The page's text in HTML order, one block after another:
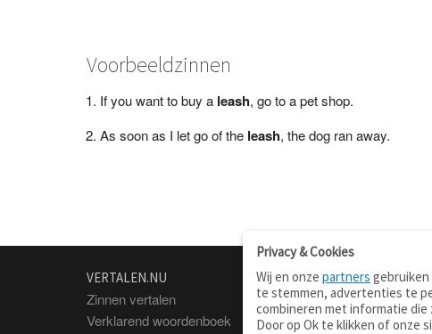
Voorbeeldzinnen
If you want to buy a leash, go to a pet shop.
As soon as I let go of the leash, the dog ran away.
VERTALEN.NU
Zinnen vertalen
Verklarend woordenboek
OVER
Over deze site
Contact
Privacy & Cookies
Wij en onze partners
te stemmen, advertenties te
combineren met informatie die
Door op Ok te klikken of onze